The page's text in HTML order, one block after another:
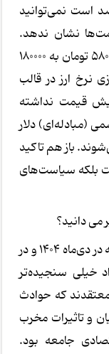
در سال 1404 بالای 53 درصد است نمی‌توانید
نشان ندهد.
همچنین دولتی که ارز را ظرف 2 سال از 58000 تومان به 180000
نرخ ارز در قالب
قیمت نداشته
(مبادله‌ای) دلار
باز هم تاکید
بلکه سیاست‌های
می دانید؟
دولت باید در قبال سیاست تغییر نرخ ارز که در دی‌ماه 1404 و در
خیلی سنجیده‌تر
که حوادث
و تاثیرات مخرب
جامعه بود.